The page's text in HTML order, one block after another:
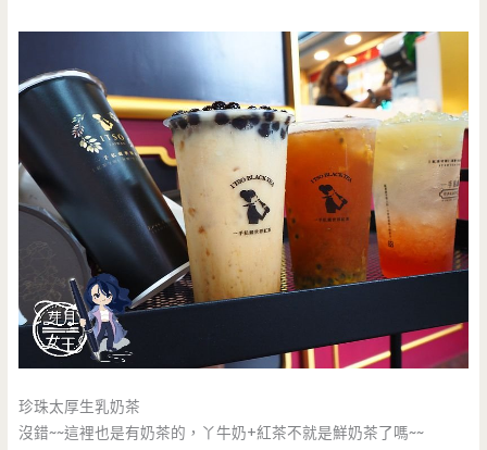
珍珠太厚生乳奶茶
沒錯~~這裡也是有奶茶的，丫牛奶+紅茶不就是鮮奶茶了嗎~~